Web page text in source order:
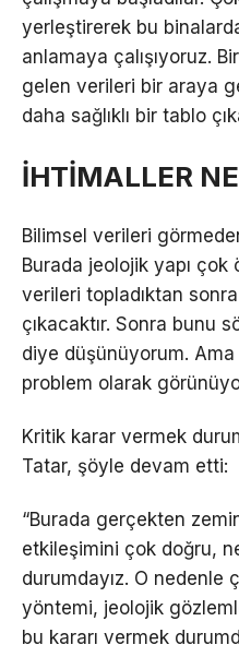
yerleştirerek bu
anlamaya çalışıyoruz.
gelen verileri bir araya
daha sağlıklı bir tablo
İHTİMALLER
Bilimsel verileri
Burada jeolojik yapı
verileri topladıktan
çıkacaktır. Sonra bunu
diye düşünüyorum.
problem olarak
Kritik karar vermek
Tatar, şöyle devam etti:
“Burada gerçekten
etkileşimini çok doğru,
durumdayız. O nedenle
yöntemi, jeolojik
bu kararı vermek